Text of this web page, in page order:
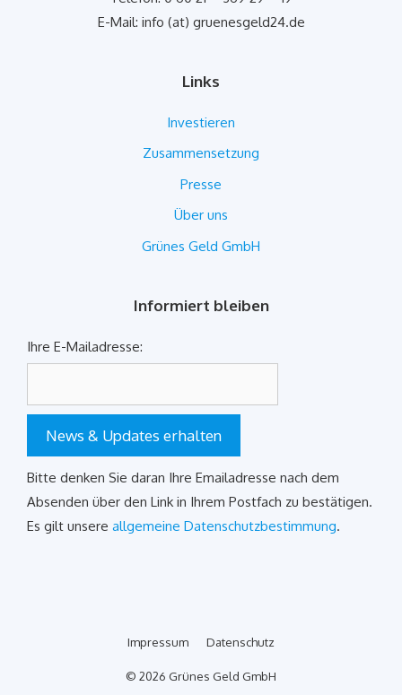
E-Mail: info (at) gruenesgeld24.de
Links
Investieren
Zusammensetzung
Presse
Über uns
Grünes Geld GmbH
Informiert bleiben
Ihre E-Mailadresse:
News & Updates erhalten
Bitte denken Sie daran Ihre Emailadresse nach dem
Absenden über den Link in Ihrem Postfach zu bestätigen.
Es gilt unsere allgemeine Datenschutzbestimmung.
Impressum Datenschutz
© 2026 Grünes Geld GmbH